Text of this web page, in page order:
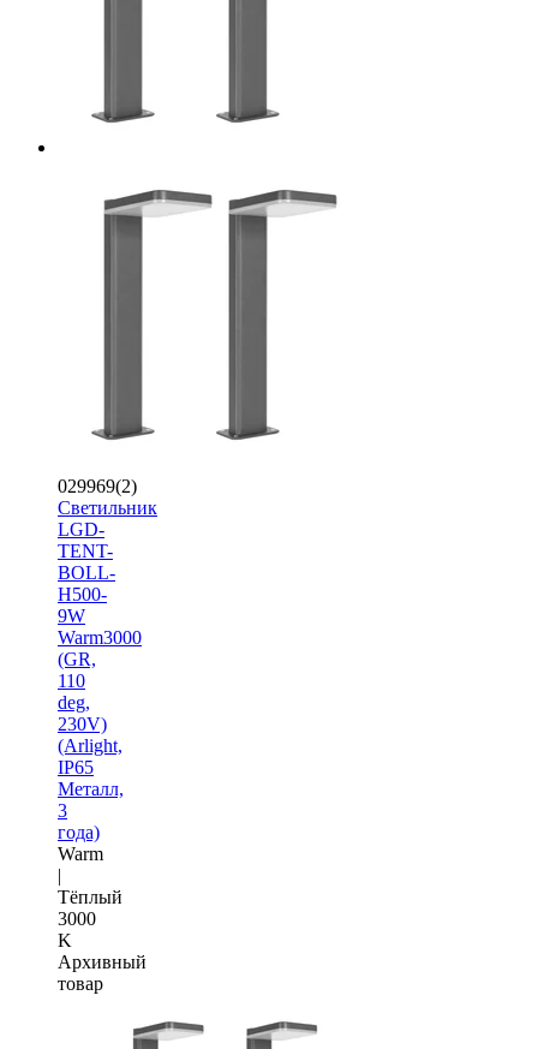
029969(2)
Светильник
LGD-
TENT-
BOLL-
H500-
9W
Warm3000
(GR,
110
deg,
230V)
(Arlight,
IP65
Металл,
3
года)
Warm
|
Тёплый
3000
K
Архивный
товар